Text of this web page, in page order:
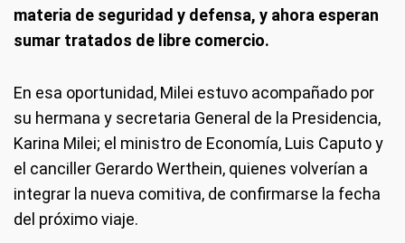
materia de seguridad y defensa, y ahora esperan
sumar tratados de libre comercio.
En esa oportunidad, Milei estuvo acompañado por
su hermana y secretaria General de la Presidencia,
Karina Milei; el ministro de Economía, Luis Caputo y
el canciller Gerardo Werthein, quienes volverían a
integrar la nueva comitiva, de confirmarse la fecha
del próximo viaje.